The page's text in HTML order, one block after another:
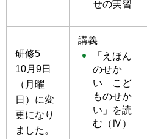
せの実習
研修5
10月9日
（月曜
日）に変
更になり
ました。
講義
「えほん
のせか
い こど
ものせか
い」を読
む（Ⅳ）